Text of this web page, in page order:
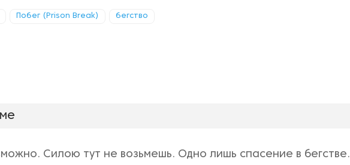
Побег (Prison Break) бегство
Силою тут не возьмешь. Одно лишь спасение в бегстве.